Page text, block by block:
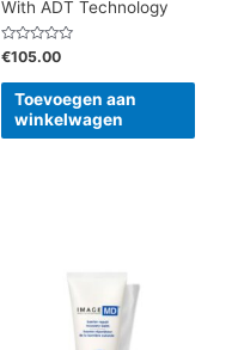
With ADT Technology
Gewaardeerd
0
uit
€105.00
Toevoegen aan
winkelwagen